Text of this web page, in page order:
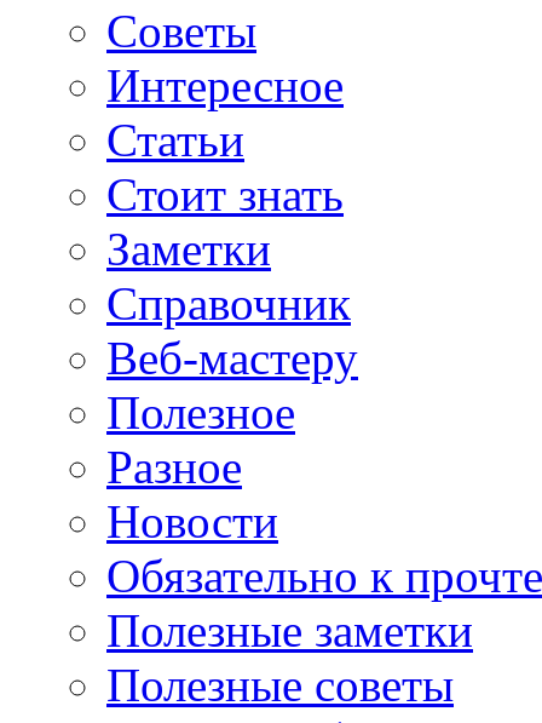
Советы
Интересное
Статьи
Стоит знать
Заметки
Справочник
Веб-мастеру
Полезное
Разное
Новости
Обязательно к
Полезные заметки
Полезные советы